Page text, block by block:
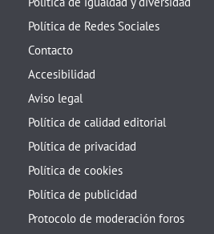
Política de Redes Sociales
Contacto
Accesibilidad
Aviso legal
Política de calidad editorial
Política de privacidad
Política de cookies
Política de publicidad
Protocolo de moderación foros